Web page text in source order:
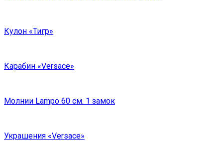
Кулон «Тигр»
Карабин «Versace»
Молнии Lampo 60 см. 1 замок
Украшения «Versace»